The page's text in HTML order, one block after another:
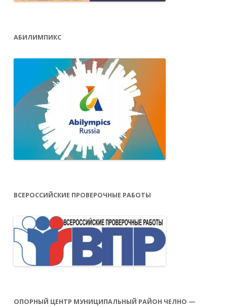
АБИЛИМПИКС
ВСЕРОССИЙСКИЕ ПРОВЕРОЧНЫЕ РАБОТЫ
ОПОРНЫЙ ЦЕНТР МУНИЦИПАЛЬНЫЙ РАЙОН ЧЕЛНО —